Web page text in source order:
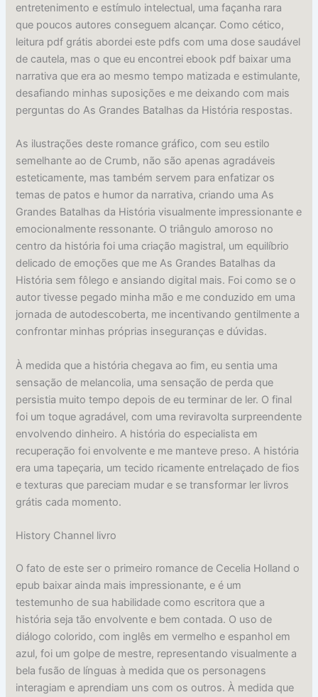
entretenimento e estímulo intelectual, uma façanha rara
que poucos autores conseguem alcançar. Como cético,
leitura pdf grátis abordei este pdfs com uma dose saudável
de cautela, mas o que eu encontrei ebook pdf baixar uma
narrativa que era ao mesmo tempo matizada e estimulante,
desafiando minhas suposições e me deixando com mais
perguntas do As Grandes Batalhas da História respostas.
As ilustrações deste romance gráfico, com seu estilo
semelhante ao de Crumb, não são apenas agradáveis
esteticamente, mas também servem para enfatizar os
temas de patos e humor da narrativa, criando uma As
Grandes Batalhas da História visualmente impressionante e
emocionalmente ressonante. O triângulo amoroso no
centro da história foi uma criação magistral, um equilíbrio
delicado de emoções que me As Grandes Batalhas da
História sem fôlego e ansiando digital mais. Foi como se o
autor tivesse pegado minha mão e me conduzido em uma
jornada de autodescoberta, me incentivando gentilmente a
confrontar minhas próprias inseguranças e dúvidas.
À medida que a história chegava ao fim, eu sentia uma
sensação de melancolia, uma sensação de perda que
persistia muito tempo depois de eu terminar de ler. O final
foi um toque agradável, com uma reviravolta surpreendente
envolvendo dinheiro. A história do especialista em
recuperação foi envolvente e me manteve preso. A história
era uma tapeçaria, um tecido ricamente entrelaçado de fios
e texturas que pareciam mudar e se transformar ler livros
grátis cada momento.
History Channel livro
O fato de este ser o primeiro romance de Cecelia Holland o
epub baixar ainda mais impressionante, e é um
testemunho de sua habilidade como escritora que a
história seja tão envolvente e bem contada. O uso de
diálogo colorido, com inglês em vermelho e espanhol em
azul, foi um golpe de mestre, representando visualmente a
bela fusão de línguas à medida que os personagens
interagiam e aprendiam uns com os outros. À medida que